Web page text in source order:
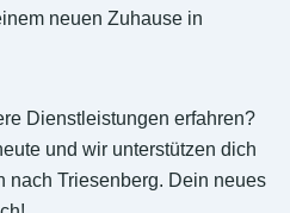
neuen Zuhause in
Dienstleistungen erfahren?
und wir unterstützen dich
nach Triesenberg. Dein neues